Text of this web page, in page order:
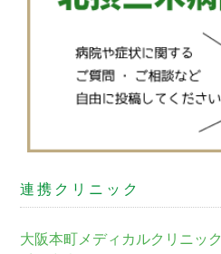
連携クリニック
大阪本町メディカルクリニック